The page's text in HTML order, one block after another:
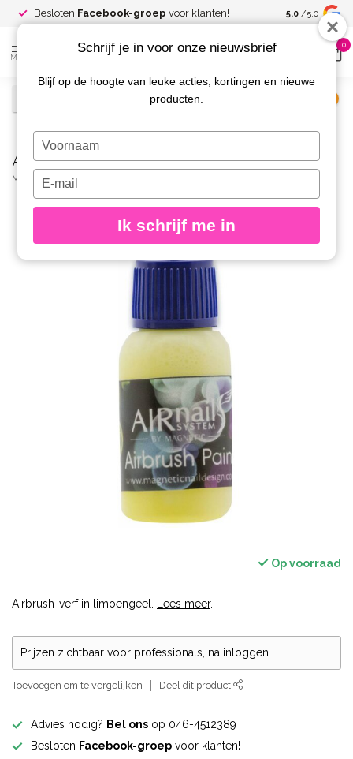
Besloten Facebook-groep voor klanten! Spaar voor
kortingen
5.0 /5.0
MENU
0
Home / AirNails Paint 16 Lime Yellow 10 ml.
AirNails Paint 16 Lime Yellow 10 ml.
MAGNETIC
Op voorraad
Airbrush-verf in limoengeel. Lees meer.
Prijzen zichtbaar voor professionals, na inloggen
Toevoegen om te vergelijken Deel dit product
Advies nodig? Bel ons op 046-4512389
Besloten Facebook-groep voor klanten!
Schrijf je in voor onze nieuwsbrief
Blijf op de hoogte van leuke acties, kortingen en nieuwe
producten.
Typ
je
naam
Typ
je
e-
in
Ik schrijf me in